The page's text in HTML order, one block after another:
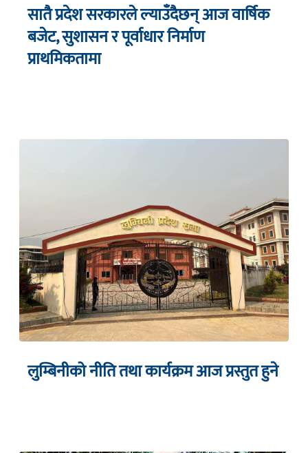
सातै प्रदेश सरकारले ल्याउँदैछन् आज वार्षिक
बजेट, सुशासन र पूर्वाधार निर्माण
प्राथमिकतामा
लुम्बिनीको नीति तथा कार्यक्रम आज प्रस्तुत हुने